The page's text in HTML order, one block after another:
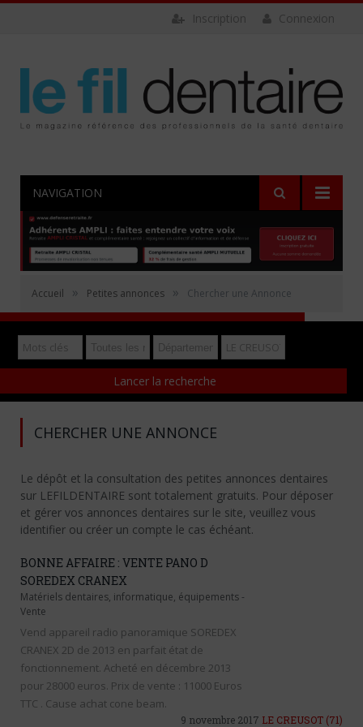
Connexion
Inscription
NAVIGATION
Accueil » Petites annonces » Chercher une Annonce
Rechercher
Déposer gratuitement une annonce
CHERCHER UNE ANNONCE
Le dépôt et la consultation des petites annonces dentaires
sur LEFILDENTAIRE sont totalement gratuits. Pour déposer
et gérer vos annonces dentaires sur le site, veuillez vous
identifier ou créer un compte le cas échéant.
BONNE AFFAIRE : VENTE PANO D
SOREDEX CRANEX
Matériels dentaires, informatique, équipements -
Vente
Vend appareil radio panoramique SOREDEX
CRANEX 2D de 2013 en parfait état de
fonctionnement. Acheté en décembre 2013
pour 28000 euros. Prix de vente : 11000 Euros
TTC . Cause achat cone beam.
9 novembre 2017 LE CREUSOT (71)